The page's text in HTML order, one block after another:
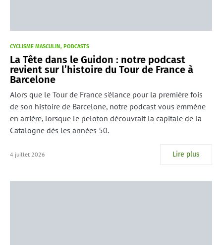
CYCLISME MASCULIN PODCASTS
La Tête dans le Guidon : notre podcast
revient sur l’histoire du Tour de France à
Barcelone
Alors que le Tour de France s'élance pour la première fois
de son histoire de Barcelone, notre podcast vous emmène
en arrière, lorsque le peloton découvrait la capitale de la
Catalogne dès les années 50.
4 juillet 2026 Lire plus